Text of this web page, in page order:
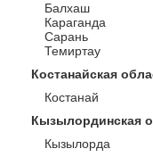
Балхаш
Караганда
Сарань
Темиртау
Костанайская
Костанай
Кызылординская
Кызылорда